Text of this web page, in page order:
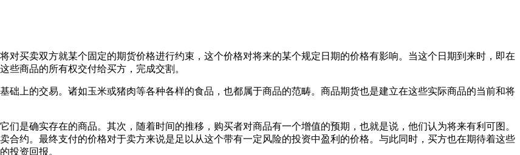
对买卖双方就某个固定的期货价格进行约束，这个价格对将来的某个规定日期的价格有影响。当这个日期到来时，即在
些商品的所有权交付给买方，完成交割。
础上的交易。诸如玉米或猪肉等各种各样的食品，也都属于商品的范畴。商品期货也是建立在这些实际商品的当前和将
是确实存在的商品。其次，随着时间的推移，购买者对商品有一个增值的预期，也就是说，他们认为将来有利可图。
合约。最终支付的价格对于卖方来说是足以从这个带有一定风险的投资中盈利的价格。与此同时，买方也在期待着这些
投资回报。